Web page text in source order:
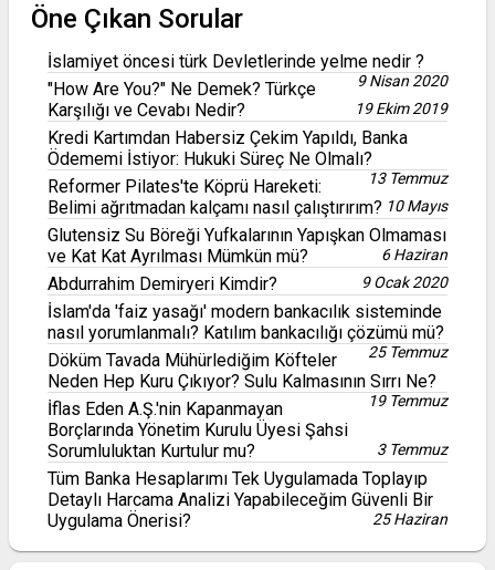
Öne Çıkan Sorular
İslamiyet öncesi türk Devletlerinde yelme nedir ?
9 Nisan 2020
"How Are You?" Ne Demek? Türkçe
Karşılığı ve Cevabı Nedir?
19 Ekim 2019
Kredi Kartımdan Habersiz Çekim Yapıldı, Banka
Ödememi İstiyor: Hukuki Süreç Ne Olmalı?
13 Temmuz
Reformer Pilates'te Köprü Hareketi:
Belimi ağrıtmadan kalçamı nasıl çalıştırırım? 10 Mayıs
Glutensiz Su Böreği Yufkalarının Yapışkan Olmaması
ve Kat Kat Ayrılması Mümkün mü?
6 Haziran
Abdurrahim Demiryeri Kimdir? 9 Ocak 2020
İslam'da 'faiz yasağı' modern bankacılık sisteminde
nasıl yorumlanmalı? Katılım bankacılığı çözümü mü?
25 Temmuz
Döküm Tavada Mühürlediğim Köfteler
Neden Hep Kuru Çıkıyor? Sulu Kalmasının Sırrı Ne?
19 Temmuz
İflas Eden A.Ş.'nin Kapanmayan
Borçlarında Yönetim Kurulu Üyesi Şahsi
Sorumluluktan Kurtulur mu?
3 Temmuz
Tüm Banka Hesaplarımı Tek Uygulamada Toplayıp
Detaylı Harcama Analizi Yapabileceğim Güvenli Bir
Uygulama Önerisi?
25 Haziran